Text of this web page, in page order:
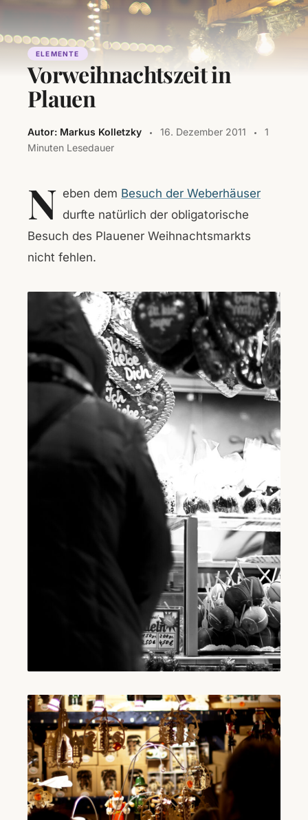
ELEMENTE
Vorweihnachtszeit in
Plauen
Autor: Markus Kolletzky 16. Dezember 2011
1
Minuten Lesedauer
N eben dem Besuch der Weberhäuser
durfte natürlich der obligatorische
Besuch des Plauener Weihnachtsmarkts
nicht fehlen.